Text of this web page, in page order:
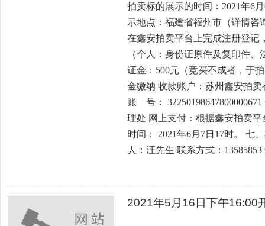
拍卖标的展示的时间：2021年6
示地点：福建省福州市（详情咨
在鑫安拍卖平台上完成注册登记
（个人：身份证原件及复印件
证金：500元（竞买不成者，于
金缴纳 收款账户：苏州鑫安拍卖
账 号：
理处 网上支付：根据鑫安拍卖
时间： 2021年6月7日17时。 七
人：汪先生 联系方式：
2021年5月16日下午16:00